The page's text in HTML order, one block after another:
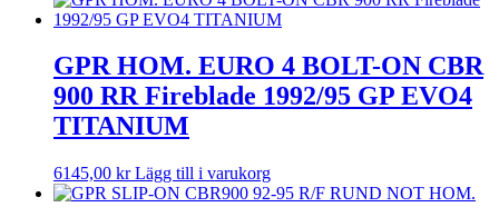
GPR HOM. EURO 4 BOLT-ON CBR
900 RR Fireblade 1992/95 GP EVO4
TITANIUM
6145,00 kr Lägg till i varukorg